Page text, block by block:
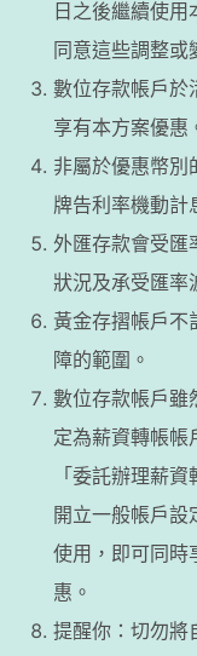
日之後繼續使
同意這些調整或
數位存款帳戶於
享有本方案優惠
非屬於優惠幣別
牌告利率機動計
外匯存款會受匯
狀況及承受匯率
黃金存摺帳戶不
障的範圍。
數位存款帳戶雖
定為薪資轉帳帳
「委託辦理薪
開立一般帳戶
使用，即可同時
惠。
提醒你：切勿將